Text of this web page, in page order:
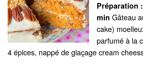
Préparation :
min Gâteau
cake)
parfumé à la
4 épices, nappé de glaçage cream